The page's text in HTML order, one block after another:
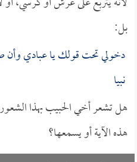
بل:
دخولي تحت قولك يا عبادي وأن
نبيا
هل تشعر أخي الحبيب بهذا
هذه الآية أو يسمعها؟